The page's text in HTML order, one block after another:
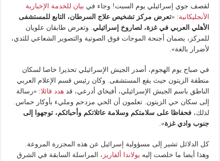
لقصف جوي إسرائيلي يوم السبت! وجاء في بيان للخدمة الإخبارية
الأنجليكانية: «تعرض مركز تشخيص علاج السرطان، التابع للمستشفى
الأهلي العربي في غزة، لصاروخ إسرائيلي . وتعرض طابقان علويان
للمركز، يضمان أجنحة الموجات فوق الصوتية والتصوير الشعاعي للثدي،
لأضرار بالغة».
في صباح يوم الهجوم، أصدر الجيش الإسرائيلي تحذيرا خاصا لسكان
منطقة الزيتون حيث يقع المستشفى. وكان رئيس قسم الإعلام العربي
الناطق باسم الجيش الإسرائيلي، أفيخاي أدرعي، قدهدد قائلا: «رسالة
إلى سكان حي الزيتون. تعلمون أن الحي مزدحم ومليء بأوكار حماس.
لذلك،فحفاظا على سلامتكم وسلامة عائلاتكم وأحبائكم، توجهوا إلى
جنوب وادي غزة».
كل الدلائل تشير إلى مسؤولية إسرائيل عن هذه المجزرة المروعة.
وهذا أيضا ما خلصت إليه يولاندا ألفاريز ، المراسلة السابقة في الشرق